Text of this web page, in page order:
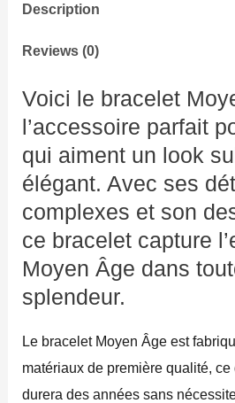
quantity
Description
Reviews (0)
Voici le bracelet
l’accessoire parfait
qui aiment un look
élégant. Avec ses
complexes et son
ce bracelet capture
Moyen Âge dans
splendeur.
Le bracelet Moyen Âge est
matériaux de première qualité, ce
durera des années sans